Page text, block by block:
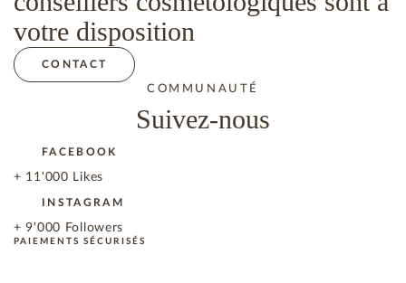
votre disposition
CONTACT
COMMUNAUTÉ
Suivez-nous
FACEBOOK
+ 11'000 Likes
INSTAGRAM
+ 9'000 Followers
PAIEMENTS SÉCURISÉS